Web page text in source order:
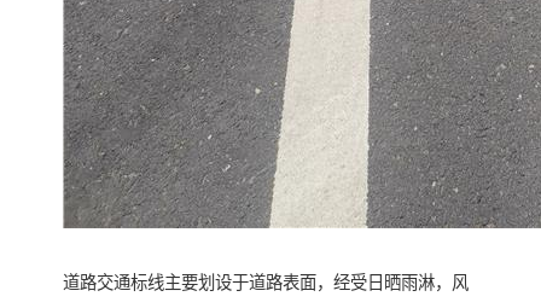
道路交通标线主要划设于道路表面，经受日晒雨淋，风